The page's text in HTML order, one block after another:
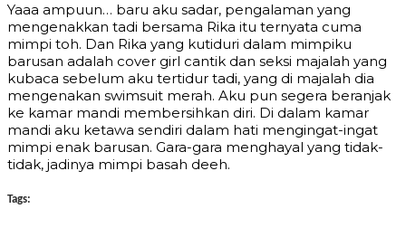
Yaaa ampuun… baru aku sadar, pengalaman yang
mengenakkan tadi bersama Rika itu ternyata cuma
mimpi toh. Dan Rika yang kutiduri dalam mimpiku
barusan adalah cover girl cantik dan seksi majalah yang
kubaca sebelum aku tertidur tadi, yang di majalah dia
mengenakan swimsuit merah. Aku pun segera beranjak
ke kamar mandi membersihkan diri. Di dalam kamar
mandi aku ketawa sendiri dalam hati mengingat-ingat
mimpi enak barusan. Gara-gara menghayal yang tidak-
tidak, jadinya mimpi basah deeh.
Tags: